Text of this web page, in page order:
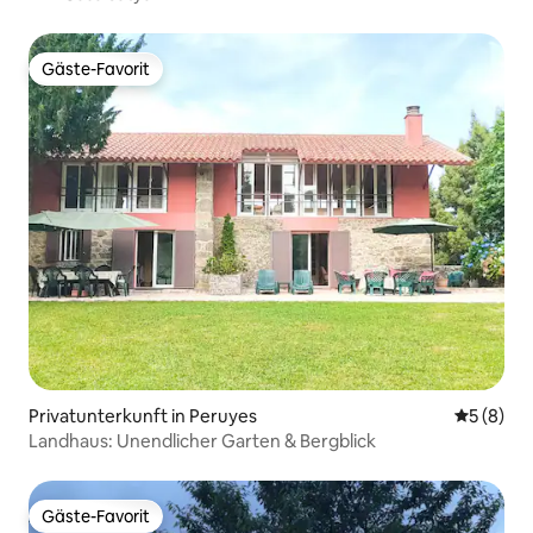
Gäste-Favorit
Gäste-Favorit
Privatunterkunft in Peruyes
5 (8)
Landhaus: Unendlicher Garten & Bergblick
Gäste-Favorit
Gäste-Favorit